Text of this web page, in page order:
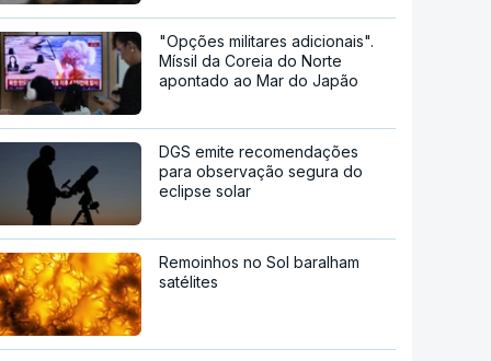
"Opções militares adicionais".
Míssil da Coreia do Norte
apontado ao Mar do Japão
DGS emite recomendações
para observação segura do
eclipse solar
Remoinhos no Sol baralham
satélites